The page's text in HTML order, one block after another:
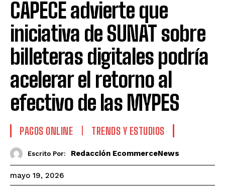
CAPECE advierte que
iniciativa de SUNAT sobre
billeteras digitales podría
acelerar el retorno al
efectivo de las MYPES
PAGOS ONLINE TRENDS Y ESTUDIOS
Escrito Por: Redacción EcommerceNews
mayo 19, 2026